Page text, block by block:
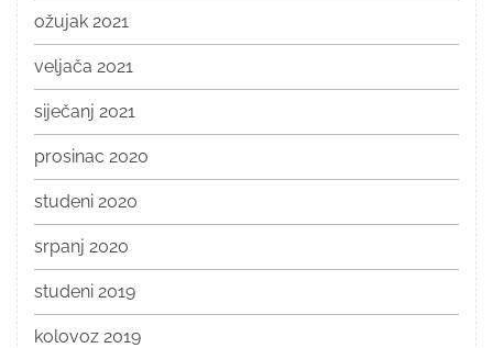
ožujak 2021
veljača 2021
siječanj 2021
prosinac 2020
studeni 2020
srpanj 2020
studeni 2019
kolovoz 2019